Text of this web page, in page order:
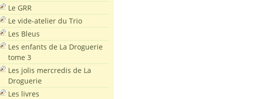
Le GRR
Le vide-atelier du Trio
Les Bleus
Les enfants de La Droguerie
tome 3
Les jolis mercredis de La
Droguerie
Les livres